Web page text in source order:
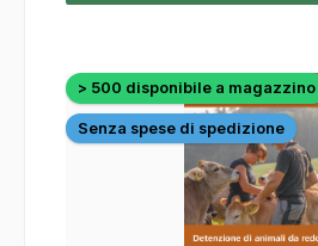
> 500 disponibile a magazzino
Senza spese di spedizione